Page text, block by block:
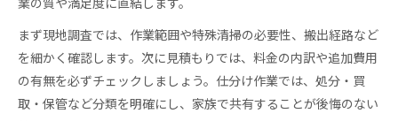
業の質や満足度に直結します。
まず現地調査では、作業範囲や特殊清掃の必要性、搬出経路など
を細かく確認します。次に見積もりでは、料金の内訳や追加費用
の有無を必ずチェックしましょう。仕分け作業では、処分・買
取・保管など分類を明確にし、家族で共有することが後悔のない